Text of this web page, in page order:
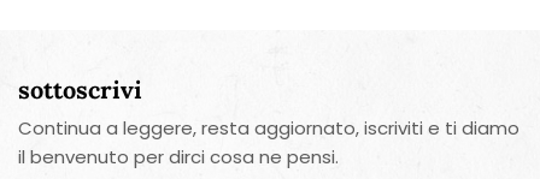
sottoscrivi
Continua a leggere, resta aggiornato, iscriviti e ti diamo
il benvenuto per dirci cosa ne pensi.